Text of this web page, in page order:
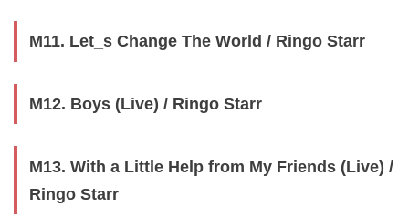
M11. Let_s Change The World / Ringo Starr
M12. Boys (Live) / Ringo Starr
M13. With a Little Help from My Friends (Live) /
Ringo Starr